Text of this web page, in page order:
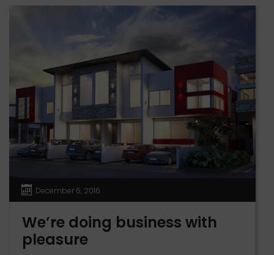
placerat eleifend leo. Quisque sit amet est et
wisi, condimentum sed, commodo [...]
December 6, 2016
We’re doing business with
pleasure